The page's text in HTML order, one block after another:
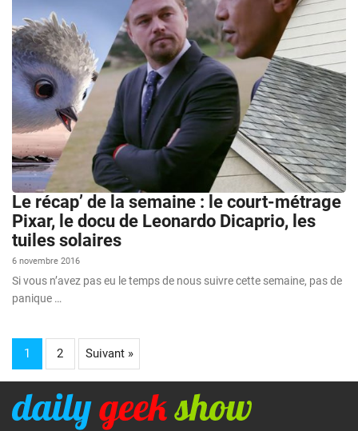
Le récap’ de la semaine : le court-métrage
Pixar, le docu de Leonardo Dicaprio, les
tuiles solaires
6 novembre 2016
Si vous n’avez pas eu le temps de nous suivre cette semaine, pas de
panique …
1 2 Suivant »